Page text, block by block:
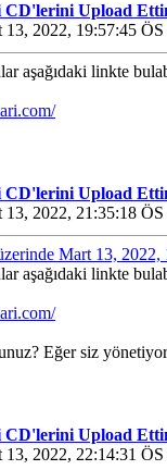
Upload
13, 2022, 19:57:45 ÖS
aşağıdaki linkte
Upload
13, 2022, 21:35:18 ÖS
Mart 13, 2022,
aşağıdaki linkte
Eğer siz
Upload
13, 2022, 22:14:31 ÖS